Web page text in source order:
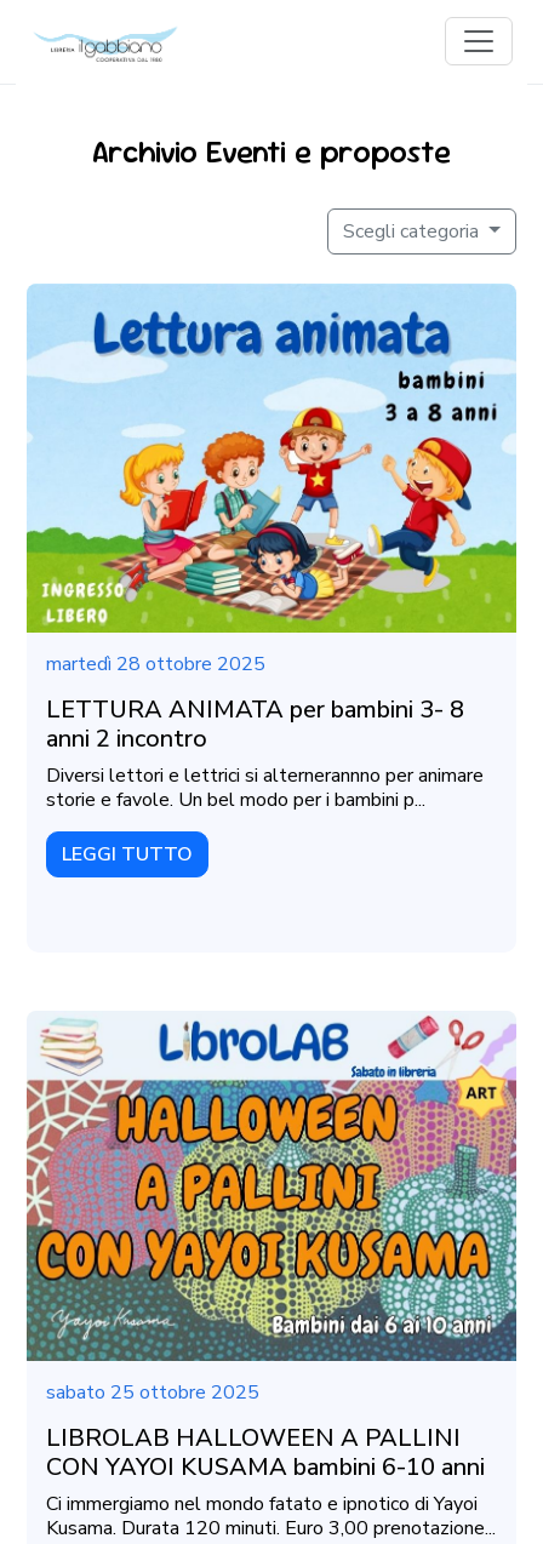
Archivio Eventi e proposte
Scegli categoria
martedì 28 ottobre 2025
LETTURA ANIMATA per bambini 3- 8
anni 2 incontro
Diversi lettori e lettrici si alternerannno per animare
storie e favole. Un bel modo per i bambini p...
LEGGI TUTTO
sabato 25 ottobre 2025
LIBROLAB HALLOWEEN A PALLINI
CON YAYOI KUSAMA bambini 6-10 anni
Ci immergiamo nel mondo fatato e ipnotico di Yayoi
Kusama. Durata 120 minuti. Euro 3,00 prenotazione...